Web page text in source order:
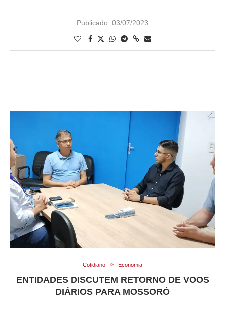
Publicado: 03/07/2023
Cotidiano Economia
ENTIDADES DISCUTEM RETORNO DE VOOS
DIÁRIOS PARA MOSSORÓ